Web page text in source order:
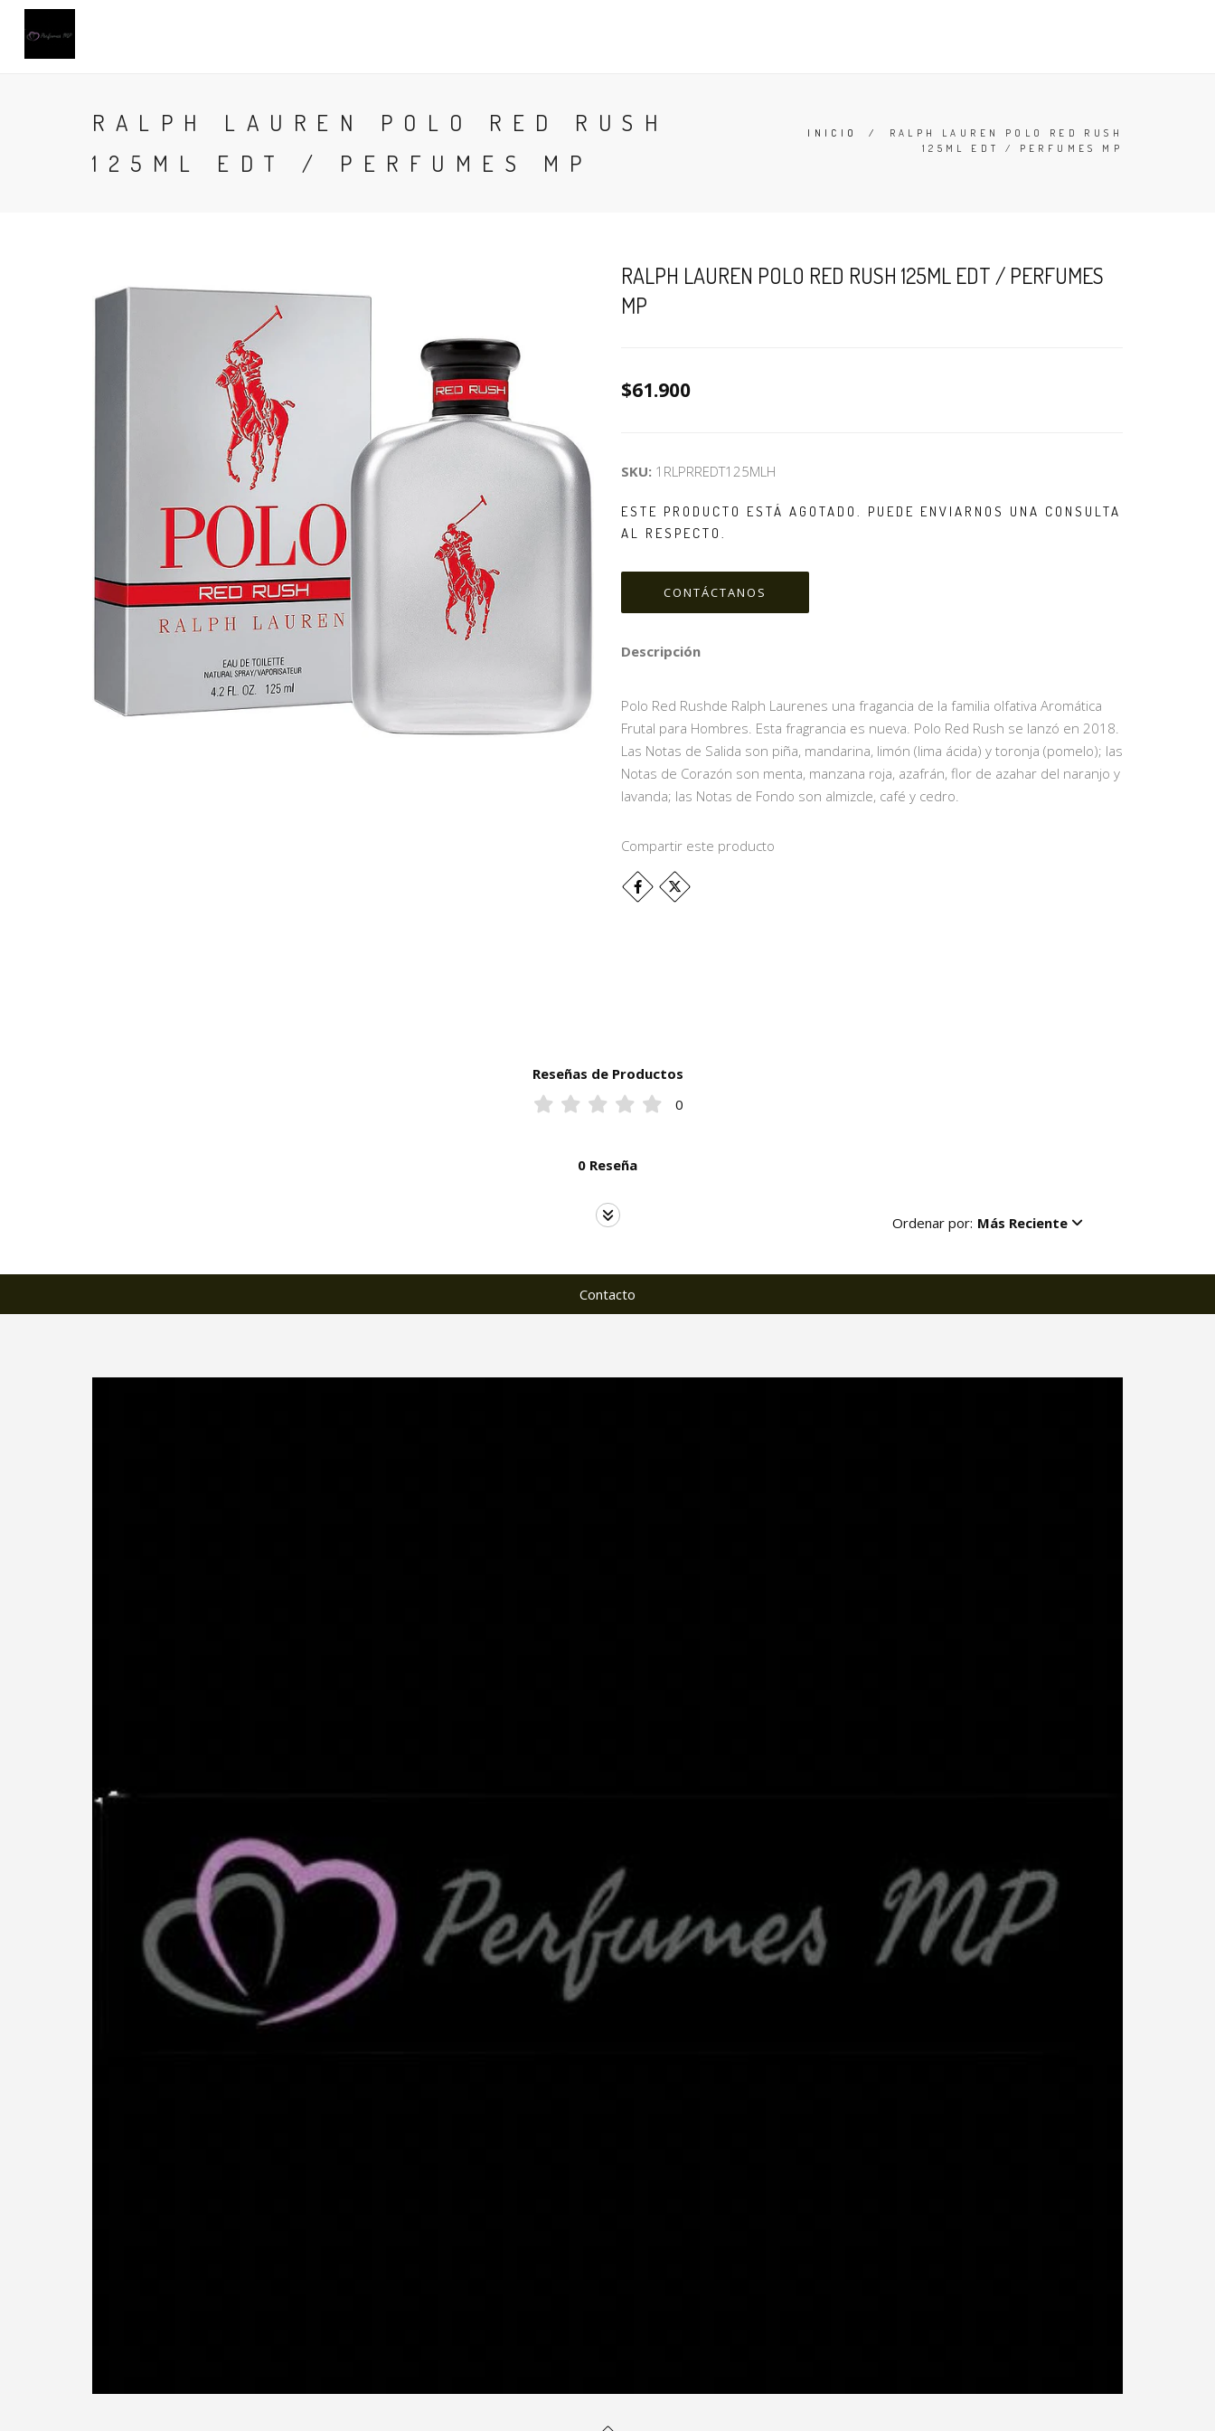
RALPH LAUREN POLO RED RUSH
125ML EDT / PERFUMES MP
INICIO /
RALPH LAUREN POLO RED RUSH
125ML EDT / PERFUMES MP
RALPH LAUREN POLO RED RUSH 125ML EDT / PERFUMES
MP
$61.900
SKU: 1RLPRREDT125MLH
ESTE PRODUCTO ESTÁ AGOTADO. PUEDE ENVIARNOS UNA CONSULTA
AL RESPECTO.
CONTÁCTANOS
Descripción
Polo Red Rushde Ralph Laurenes una fragancia de la familia olfativa Aromática
Frutal para Hombres. Esta fragrancia es nueva. Polo Red Rush se lanzó en 2018.
Las Notas de Salida son piña, mandarina, limón (lima ácida) y toronja (pomelo); las
Notas de Corazón son menta, manzana roja, azafrán, flor de azahar del naranjo y
lavanda; las Notas de Fondo son almizcle, café y cedro.
Compartir este producto
Reseñas de Productos
0
0 Reseña
Ordenar por: Más Reciente
Contacto